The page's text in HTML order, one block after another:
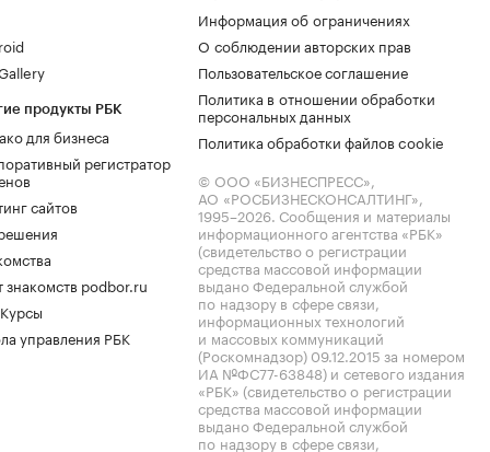
продукты РБК
для бизнеса
регистратор
сайтов
знакомств podbor.ru
управления РБК
Информация об ограничениях
О соблюдении авторских прав
Пользовательское соглашение
Политика в отношении обработки
персональных данных
Политика обработки файлов cookie
© ООО «БИЗНЕСПРЕСС»,
АО «РОСБИЗНЕСКОНСАЛТИНГ»,
1995–2026. Сообщения и материалы
информационного агентства «РБК»
(свидетельство о регистрации
средства массовой информации
выдано Федеральной службой
по надзору в сфере связи,
информационных технологий
и массовых коммуникаций
(Роскомнадзор) 09.12.2015 за номером
ИА №ФС77-63848) и сетевого издания
«РБК» (свидетельство о регистрации
средства массовой информации
выдано Федеральной службой
по надзору в сфере связи,